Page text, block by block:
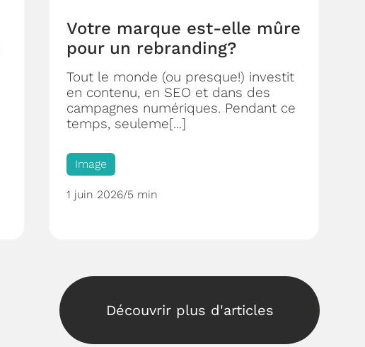
Votre marque est-elle mûre
pour un rebranding?
Tout le monde (ou presque!) investit
en contenu, en SEO et dans des
campagnes numériques. Pendant ce
temps, seuleme[...]
Image
1 juin 2026/5 min
Découvrir plus d'articles